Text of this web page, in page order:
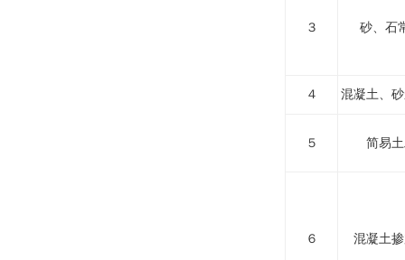
３ 砂、石
４ 混凝土、
５ 简易
６ 混凝土